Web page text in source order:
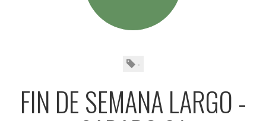
-
FIN DE SEMANA LARGO -